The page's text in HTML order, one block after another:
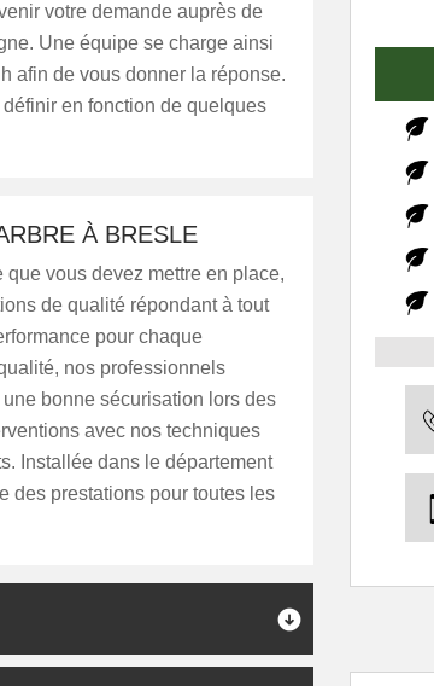
votre demande auprès de
Une équipe se charge ainsi
afin de vous donner la réponse.
en fonction de quelques
À BRESLE
vous devez mettre en place,
de qualité répondant à tout
pour chaque
nos professionnels
bonne sécurisation lors des
avec nos techniques
Installée dans le département
des prestations pour toutes les